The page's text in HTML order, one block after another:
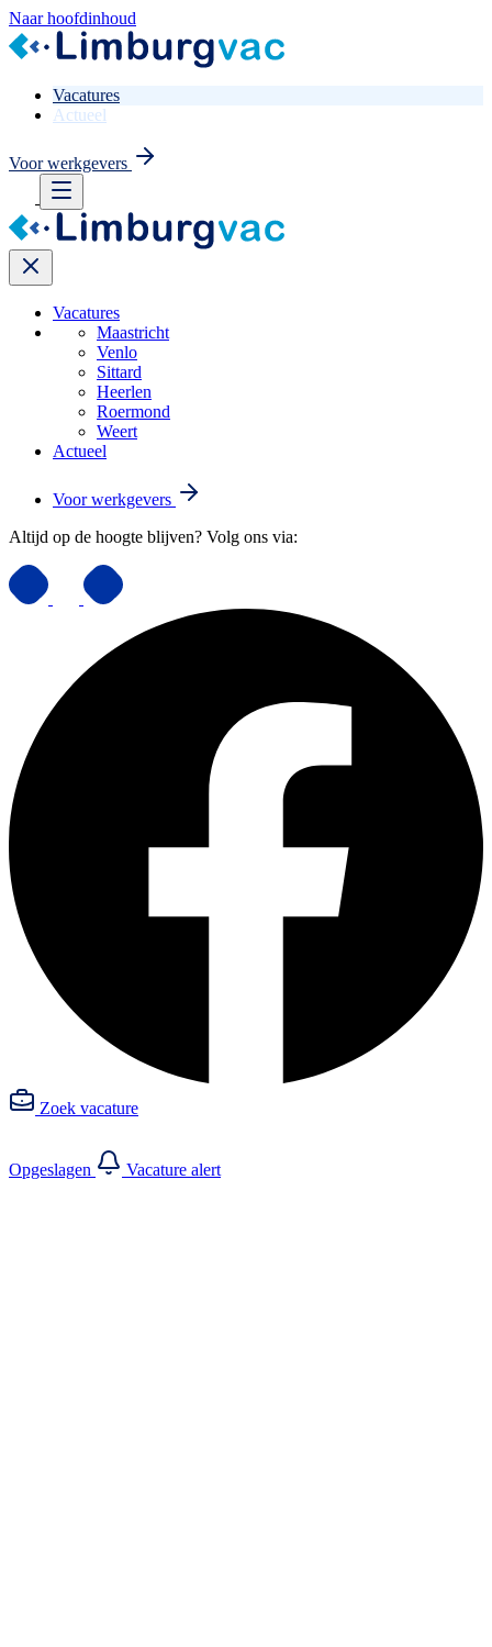
Naar hoofdinhoud
Vacatures
Actueel
Voor werkgevers
Vacatures
Maastricht
Venlo
Sittard
Heerlen
Roermond
Weert
Actueel
Voor werkgevers
Altijd op de hoogte blijven? Volg ons via:
Zoek vacature
Opgeslagen Vacature alert